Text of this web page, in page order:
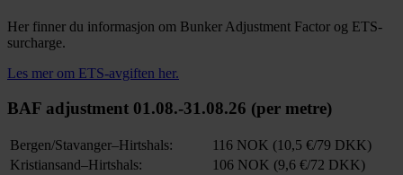
Her finner du informasjon om Bunker Adjustment Factor og ETS-
surcharge.
Les mer om ETS-avgiften her.
BAF adjustment 01.08.-31.08.26 (per metre)
Bergen/Stavanger–Hirtshals:
116 NOK (10,5 €/79 DKK)
Kristiansand–Hirtshals:
106 NOK (9,6 €/72 DKK)